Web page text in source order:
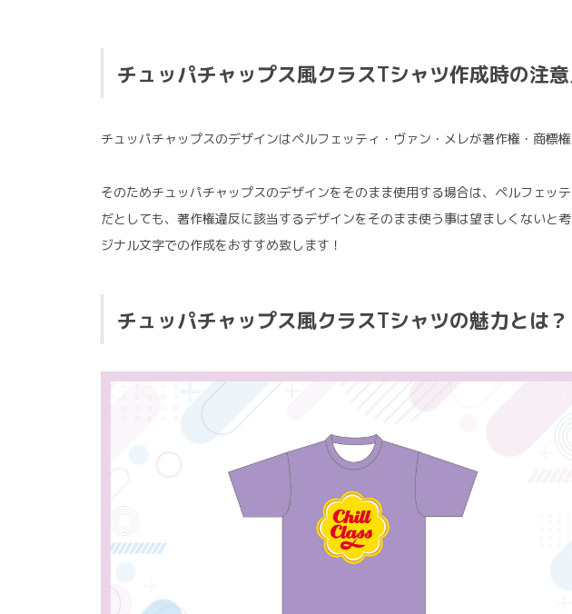
チュッパチャップス風クラスTシャツ作成時の注
チュッパチャップスのデザインはペルフェッティ・ヴァン・メレが著作権・商標
そのためチュッパチャップスのデザインをそのまま使用する場合は、ペルフェ
だとしても、著作権違反に該当するデザインをそのまま使う事は望ましくないと
ジナル文字での作成をおすすめ致します！
チュッパチャップス風クラスTシャツの魅力とは？